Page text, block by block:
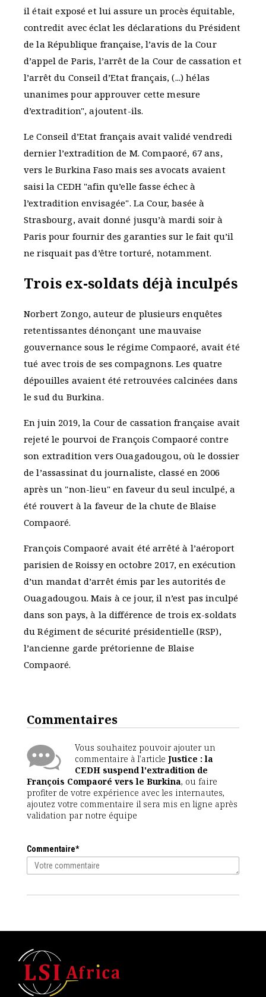
il était exposé et lui assure un procès équitable,
contredit avec éclat les déclarations du Président
de la République française, l’avis de la Cour
d’appel de Paris, l’arrêt de la Cour de cassation et
l’arrêt du Conseil d’Etat français, (...) hélas
unanimes pour approuver cette mesure
d’extradition", ajoutent-ils.
Le Conseil d’Etat français avait validé vendredi
dernier l’extradition de M. Compaoré, 67 ans,
vers le Burkina Faso mais ses avocats avaient
saisi la CEDH "afin qu’elle fasse échec à
l’extradition envisagée". La Cour, basée à
Strasbourg, avait donné jusqu’à mardi soir à
Paris pour fournir des garanties sur le fait qu’il
ne risquait pas d’être torturé, notamment.
Trois ex-soldats déjà inculpés
Norbert Zongo, auteur de plusieurs enquêtes
retentissantes dénonçant une mauvaise
gouvernance sous le régime Compaoré, avait été
tué avec trois de ses compagnons. Les quatre
dépouilles avaient été retrouvées calcinées dans
le sud du Burkina.
En juin 2019, la Cour de cassation française avait
rejeté le pourvoi de François Compaoré contre
son extradition vers Ouagadougou, où le dossier
de l’assassinat du journaliste, classé en 2006
après un "non-lieu" en faveur du seul inculpé, a
été rouvert à la faveur de la chute de Blaise
Compaoré.
François Compaoré avait été arrêté à l’aéroport
parisien de Roissy en octobre 2017, en exécution
d’un mandat d’arrêt émis par les autorités de
Ouagadougou. Mais à ce jour, il n’est pas inculpé
dans son pays, à la différence de trois ex-soldats
du Régiment de sécurité présidentielle (RSP),
l’ancienne garde prétorienne de Blaise
Compaoré.
Commentaires
Vous souhaitez pouvoir ajouter un
commentaire à l'article Justice : la
CEDH suspend l'extradition de
François Compaoré vers le Burkina, ou faire
profiter de votre expérience avec les internautes,
ajoutez votre commentaire il sera mis en ligne après
validation par notre équipe
Commentaire*